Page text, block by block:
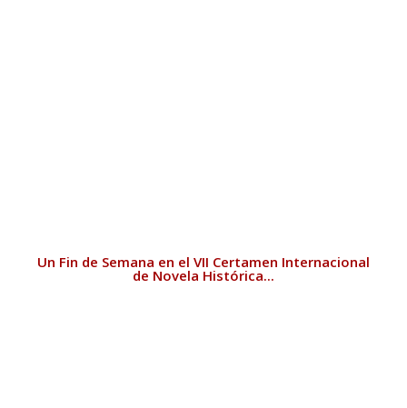
Un Fin de Semana en el VII Certamen Internacional
de Novela Histórica...